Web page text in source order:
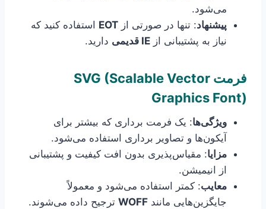
می‌شود.
پیشنهاد: تنها در صورتی از EOT استفاده کنید که
نیاز به پشتیبانی از IE قدیمی دارید.
فرمت SVG (Scalable Vector
Graphics Font)
ویژگی‌ها: یک فرمت برداری که بیشتر برای
آیکون‌ها و تصاویر برداری استفاده می‌شود.
مزایا: مقیاس‌پذیری بدون افت کیفیت و پشتیبانی
از انیمیشن.
معایب: کمتر استفاده می‌شود و معمولاً
جایگزین‌هایی مانند WOFF ترجیح داده می‌شوند.